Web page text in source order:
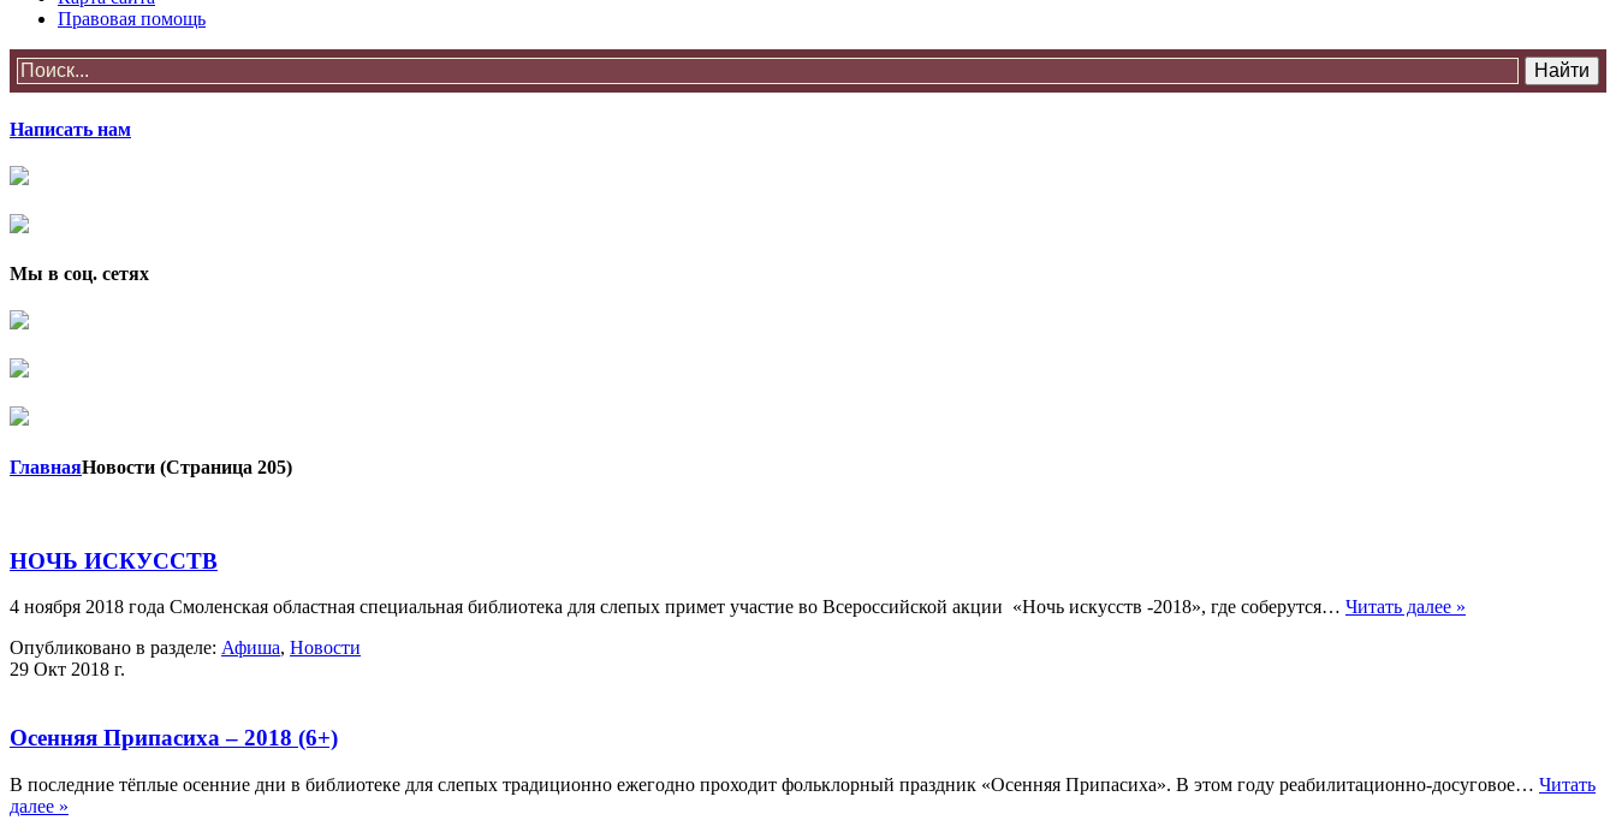
Правовая помощь
Написать нам
Мы в соц. сетях
ГлавнаяНовости (Страница 205)
НОЧЬ ИСКУССТВ
4 ноября 2018 года Смоленская областная специальная библиотека для слепых примет участие во Всероссийской акции «Ночь искусств -2018», где соберутся… Читать далее »
Опубликовано в разделе: Афиша, Новости
29 Окт 2018 г.
Осенняя Припасиха – 2018 (6+)
В последние тёплые осенние дни в библиотеке для слепых традиционно ежегодно проходит фольклорный праздник «Осенняя Припасиха». В этом году реабилитационно-досуговое… Читать
далее »